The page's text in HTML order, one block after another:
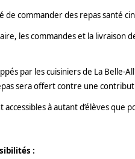
commander des repas santé
les commandes et la livraison
par les cuisiniers de La Belle-
sera offert contre une
à autant d’élèves que
:‍